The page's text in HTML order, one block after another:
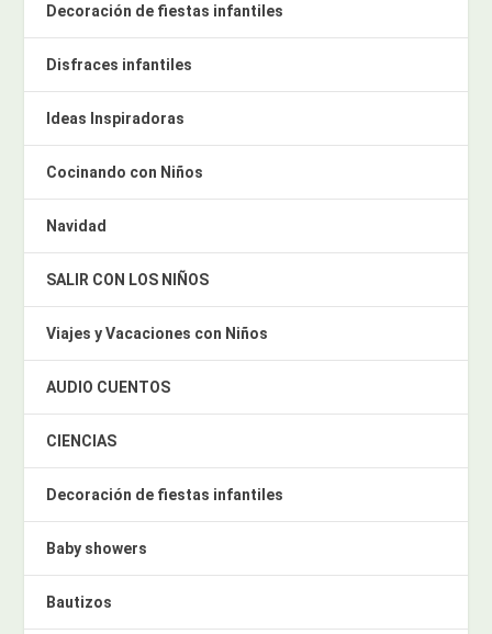
Decoración de fiestas infantiles
Disfraces infantiles
Ideas Inspiradoras
Cocinando con Niños
Navidad
SALIR CON LOS NIÑOS
Viajes y Vacaciones con Niños
AUDIO CUENTOS
CIENCIAS
Decoración de fiestas infantiles
Baby showers
Bautizos